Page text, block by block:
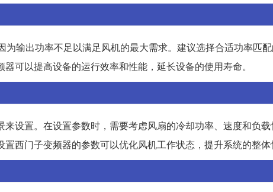
输出功率不足以满足风机的最大需求。建议选择合适功率匹
可以提高设备的运行效率和性能，延长设备的使用寿命。
设置。在设置参数时，需要考虑风扇的冷却功率、速度和负
西门子变频器的参数可以优化风机工作状态，提升系统的整体